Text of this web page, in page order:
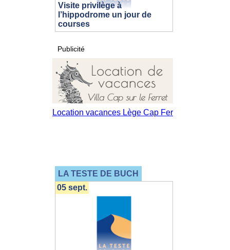
Visite privilège à
l’hippodrome un jour de
courses
Publicité
LA TESTE DE BUCH
05 sept.